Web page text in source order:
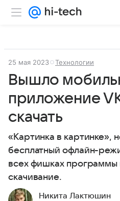
25 мая 2023 Технологии
Вышло
приложение
скачать
«Картинка в картинке»,
бесплатный офлайн-
всех фишках программы
скачивание.
Никита Лактюшин